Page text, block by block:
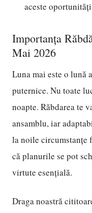
aceste
Importanța
Mai 2026
Luna mai este o lună
puternice. Nu toate
noapte. Răbdarea te
ansamblu, iar
la noile circumstanțe
că planurile se pot
virtute esențială.
Draga noastră